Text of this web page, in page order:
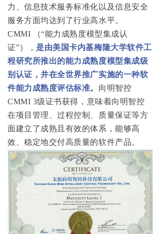
力、信息技术服务标准化以及信息安全
服务方面均达到了行业高水平。
CMMI （“能力成熟度模型集成认
证”），是由美国卡内基梅隆大学软件工
程研究所推出的能力成熟度模型集成级
别认证，并在全世界推广实施的一种软
件能力成熟度评估标准。 向明智控
CMMI 3级证书获得，意味着向明智控
在项目管理、过程控制、质量保证等方
面建立了成熟且有效的体系，能够高
效、稳定地交付高质量的软件产品。